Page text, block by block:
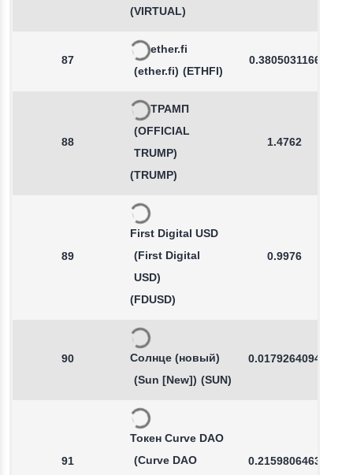
(VIRTUAL)
87
ether.fi
(ether.fi) (ETHFI)
0.3805031166
88
ТРАМП
(OFFICIAL
TRUMP)
(TRUMP)
1.4762
89
First Digital USD
(First Digital
USD)
(FDUSD)
0.9976
90
Солнце (новый)
(Sun [New]) (SUN)
0.0179264094
91
Токен Curve DAO
(Curve DAO
0.2159806463